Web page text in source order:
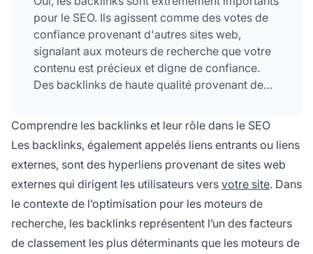
pour le SEO. Ils agissent comme des votes de
confiance provenant d'autres sites web,
signalant aux moteurs de recherche que votre
contenu est précieux et digne de confiance.
Des backlinks de haute qualité provenant de
considérablement le classement, augmentent le
trafic organique et renforcent l'autorité de
domaine.
Comprendre les backlinks et leur rôle dans le SEO
Les backlinks, également appelés liens entrants ou liens
externes, sont des hyperliens provenant de sites web
externes qui dirigent les utilisateurs vers votre site. Dans
le contexte de l’optimisation pour les moteurs de
recherche, les backlinks représentent l’un des facteurs
de classement les plus déterminants que les moteurs de